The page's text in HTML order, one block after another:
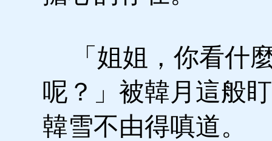
「姐姐，你看什
呢？」被韓月這般
韓雪不由得嗔道。